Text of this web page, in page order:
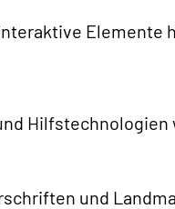
Elemente
Hilfstechnologien
und